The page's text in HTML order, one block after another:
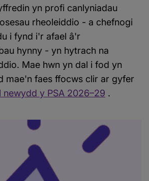
yn profi canlyniadau
rheoleiddio - a chefnogi
i fynd i'r afael â'r
hynny - yn hytrach na
Mae hwn yn dal i fod yn
mae'n faes ffocws clir ar gyfer
newydd y PSA 2026–29 .